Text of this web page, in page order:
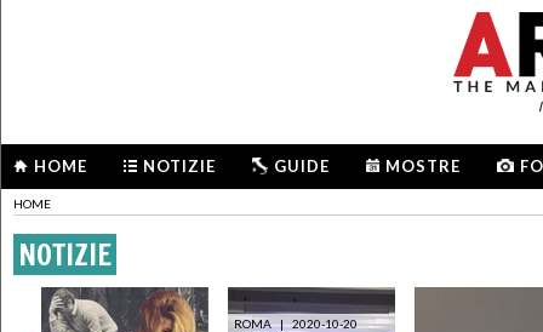
HOME NOTIZIE GUIDE MOSTRE
HOME
NOTIZIE
ROMA | 2020-10-20